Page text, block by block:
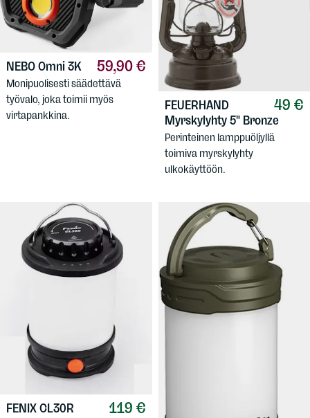
59,90 €
NEBOOmni 3K
Monipuolisesti säädettävä
työvalo, joka toimii myös
virtapankkina.
49 €
FEUERHAND
Myrskylyhty 5" Bronze
Perinteinen lamppuöljyllä
toimiva myrskylyhty
ulkokäyttöön.
119 €
FENIXCL30R